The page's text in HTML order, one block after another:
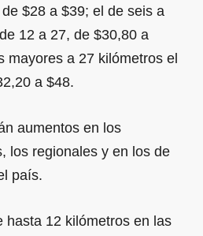
$28 a $39; el de seis a
12 a 27, de $30,80 a
mayores a 27 kilómetros el
a $48.
aumentos en los
los regionales y en los de
país.
hasta 12 kilómetros en las